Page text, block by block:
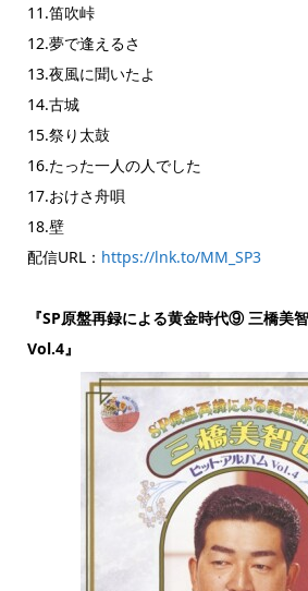
11.笛吹峠
12.夢で逢えるさ
13.夜風に聞いたよ
14.古城
15.祭り太鼓
16.たった一人の人でした
17.おけさ舟唄
18.壁
配信URL： https://lnk.to/MM_SP3
『SP原盤再録による黄金時代⑨ 三橋美
Vol.4』